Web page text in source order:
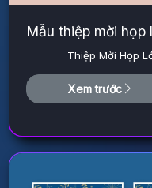
Mẫu thiệp mời
Thiệp Mời Họp
Xem trước